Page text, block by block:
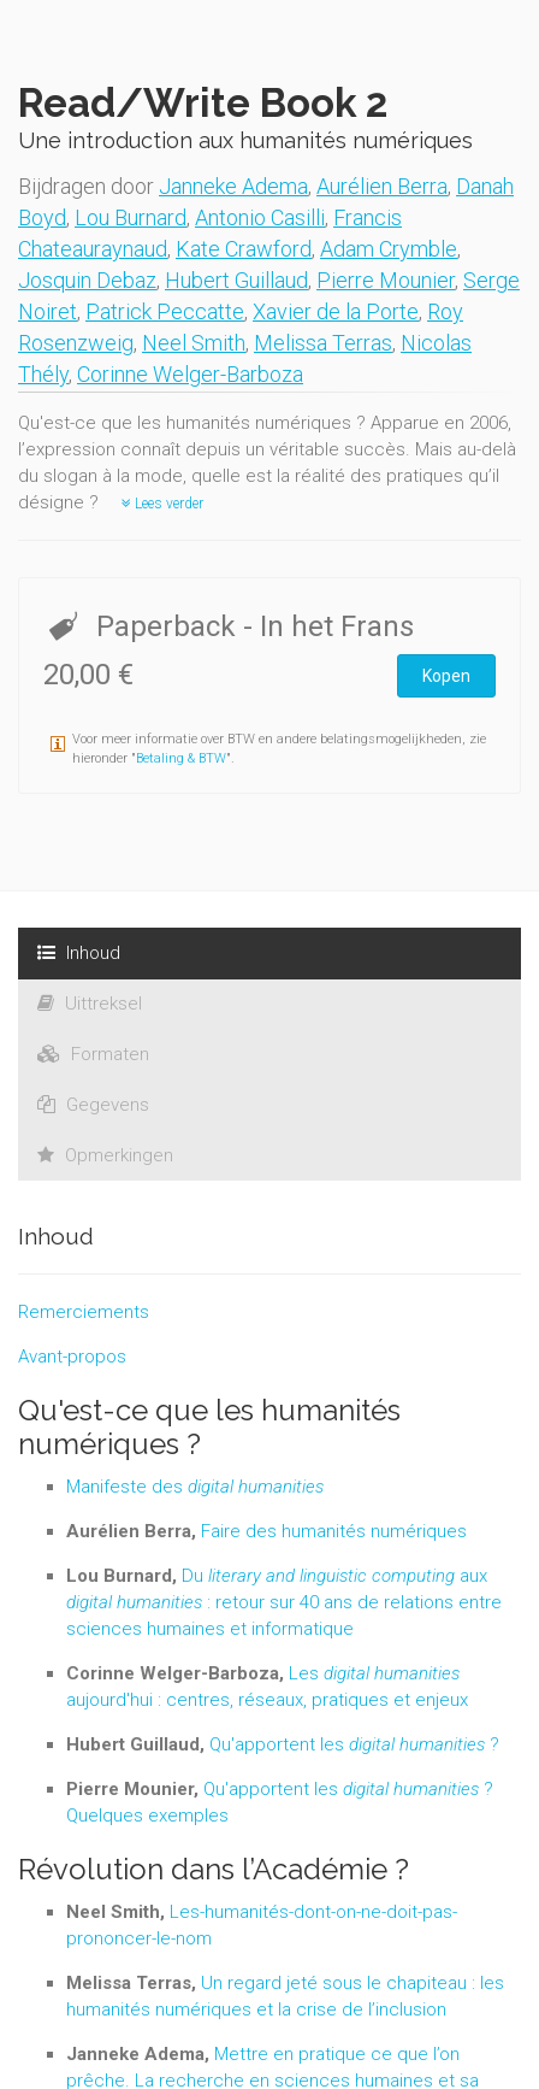
Read/Write Book 2
Une introduction aux humanités numériques
Bijdragen door Janneke Adema, Aurélien Berra, Danah
Boyd, Lou Burnard, Antonio Casilli, Francis
Chateauraynaud, Kate Crawford, Adam Crymble,
Josquin Debaz, Hubert Guillaud, Pierre Mounier, Serge
Noiret, Patrick Peccatte, Xavier de la Porte, Roy
Rosenzweig, Neel Smith, Melissa Terras, Nicolas
Thély, Corinne Welger-Barboza
Qu'est-ce que les humanités numériques ? Apparue en 2006,
l’expression connaît depuis un véritable succès. Mais au-delà
du slogan à la mode, quelle est la réalité des pratiques qu’il
désigne ?
Lees verder
Paperback - In het Frans
20,00 €
Kopen
Voor meer informatie over BTW en andere belatingsmogelijkheden, zie
hieronder "Betaling & BTW".
Inhoud
Uittreksel
Formaten
Gegevens
Opmerkingen
Inhoud
Remerciements
Avant-propos
Qu'est-ce que les humanités
numériques ?
Manifeste des digital humanities
Aurélien Berra, Faire des humanités numériques
Lou Burnard, Du literary and linguistic computing aux
digital humanities : retour sur 40 ans de relations entre
sciences humaines et informatique
Corinne Welger-Barboza, Les digital humanities
aujourd'hui : centres, réseaux, pratiques et enjeux
Hubert Guillaud, Qu'apportent les digital humanities ?
Pierre Mounier, Qu'apportent les digital humanities ?
Quelques exemples
Révolution dans l’Académie ?
Neel Smith, Les-humanités-dont-on-ne-doit-pas-
prononcer-le-nom
Melissa Terras, Un regard jeté sous le chapiteau : les
humanités numériques et la crise de l’inclusion
Janneke Adema, Mettre en pratique ce que l’on
prêche. La recherche en sciences humaines et sa